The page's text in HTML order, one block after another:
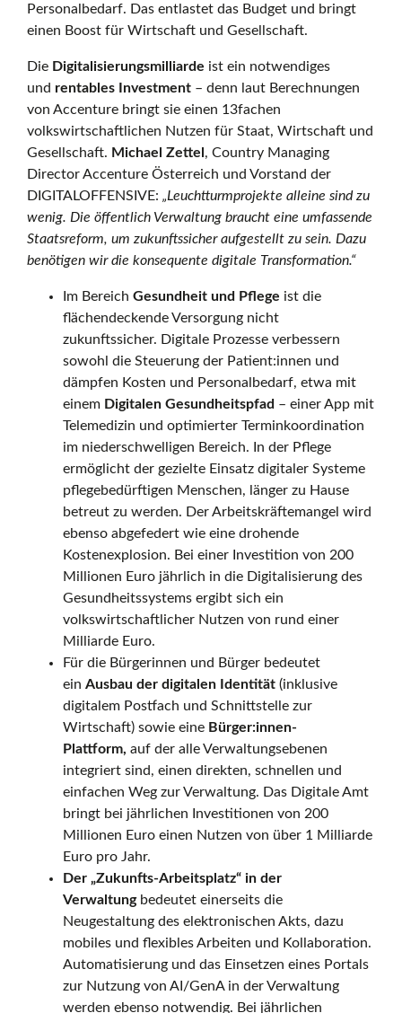
Personalbedarf. Das entlastet das Budget und bringt
einen Boost für Wirtschaft und Gesellschaft.
Die Digitalisierungsmilliarde ist ein notwendiges
und rentables Investment – denn laut Berechnungen
von Accenture bringt sie einen 13fachen
volkswirtschaftlichen Nutzen für Staat, Wirtschaft und
Gesellschaft. Michael Zettel , Country Managing
Director Accenture Österreich und Vorstand der
DIGITALOFFENSIVE:„Leuchtturmprojekte alleine sind zu
wenig. Die öffentlich Verwaltung braucht eine umfassende
Staatsreform, um zukunftssicher aufgestellt zu sein. Dazu
benötigen wir die konsequente digitale Transformation.“
Im BereichGesundheit und Pflege ist die
flächendeckende Versorgung nicht
zukunftssicher. Digitale Prozesse verbessern
sowohl die Steuerung der Patient:innen und
dämpfen Kosten und Personalbedarf, etwa mit
einem Digitalen Gesundheitspfad – einer App mit
Telemedizin und optimierter Terminkoordination
im niederschwelligen Bereich. In der Pflege
ermöglicht der gezielte Einsatz digitaler Systeme
pflegebedürftigen Menschen, länger zu Hause
betreut zu werden. Der Arbeitskräftemangel wird
ebenso abgefedert wie eine drohende
Kostenexplosion. Bei einer Investition von 200
Millionen Euro jährlich in die Digitalisierung des
Gesundheitssystems ergibt sich ein
volkswirtschaftlicher Nutzen von rund einer
Milliarde Euro.
Für die Bürgerinnen und Bürger bedeutet
einAusbau der digitalen Identität (inklusive
digitalem Postfach und Schnittstelle zur
Wirtschaft) sowie eine Bürger:innen-
Plattform, auf der alle Verwaltungsebenen
integriert sind, einen direkten, schnellen und
einfachen Weg zur Verwaltung. Das Digitale Amt
bringt bei jährlichen Investitionen von 200
Millionen Euro einen Nutzen von über 1 Milliarde
Euro pro Jahr.
Der „Zukunfts-Arbeitsplatz“ in der
Verwaltung bedeutet einerseits die
Neugestaltung des elektronischen Akts, dazu
mobiles und flexibles Arbeiten und Kollaboration.
Automatisierung und das Einsetzen eines Portals
zur Nutzung von AI/GenA in der Verwaltung
werden ebenso notwendig. Bei jährlichen